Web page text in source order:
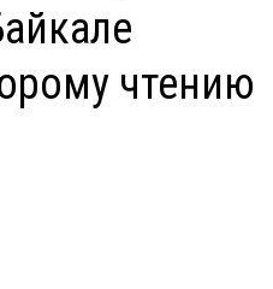
чтению